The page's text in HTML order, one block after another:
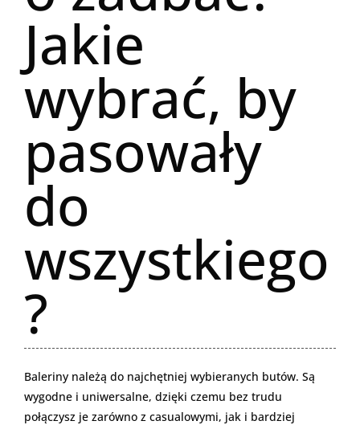
Jakie
wybrać, by
pasowały
do
wszystkiego
?
Baleriny należą do najchętniej wybieranych butów. Są
wygodne i uniwersalne, dzięki czemu bez trudu
połączysz je zarówno z casualowymi, jak i bardziej